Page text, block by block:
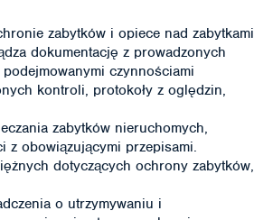
zabytków i opiece nad zabytkami
dokumentację z prowadzonych
czynnościami
kontroli, protokoły z oględzin,
zabytków nieruchomych,
z obowiązującymi przepisami.
dotyczących ochrony zabytków,
o utrzymywaniu i